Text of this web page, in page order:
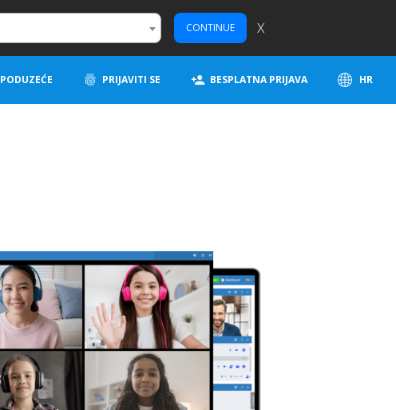
CONTINUE X
PODUZEĆE PRIJAVITI SE BESPLATNA PRIJAVA HR